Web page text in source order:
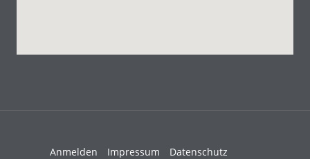
Anmelden Impressum
Datenschutz